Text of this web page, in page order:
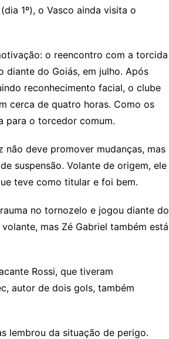
1º), o Vasco ainda visita o
o reencontro com a torcida
diante do Goiás, em julho. Após
reconhecimento facial, o clube
cerca de quatro horas. Como os
para o torcedor comum.
não deve promover mudanças, mas
suspensão. Volante de origem, ele
teve como titular e foi bem.
no tornozelo e jogou diante do
mas Zé Gabriel também está
Rossi, que tiveram
autor de dois gols, também
lembrou da situação de perigo.